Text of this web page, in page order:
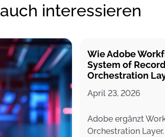
interessieren
Wie Adobe
System of
Orchestration
April 23, 2026
Adobe ergänzt
Orchestration